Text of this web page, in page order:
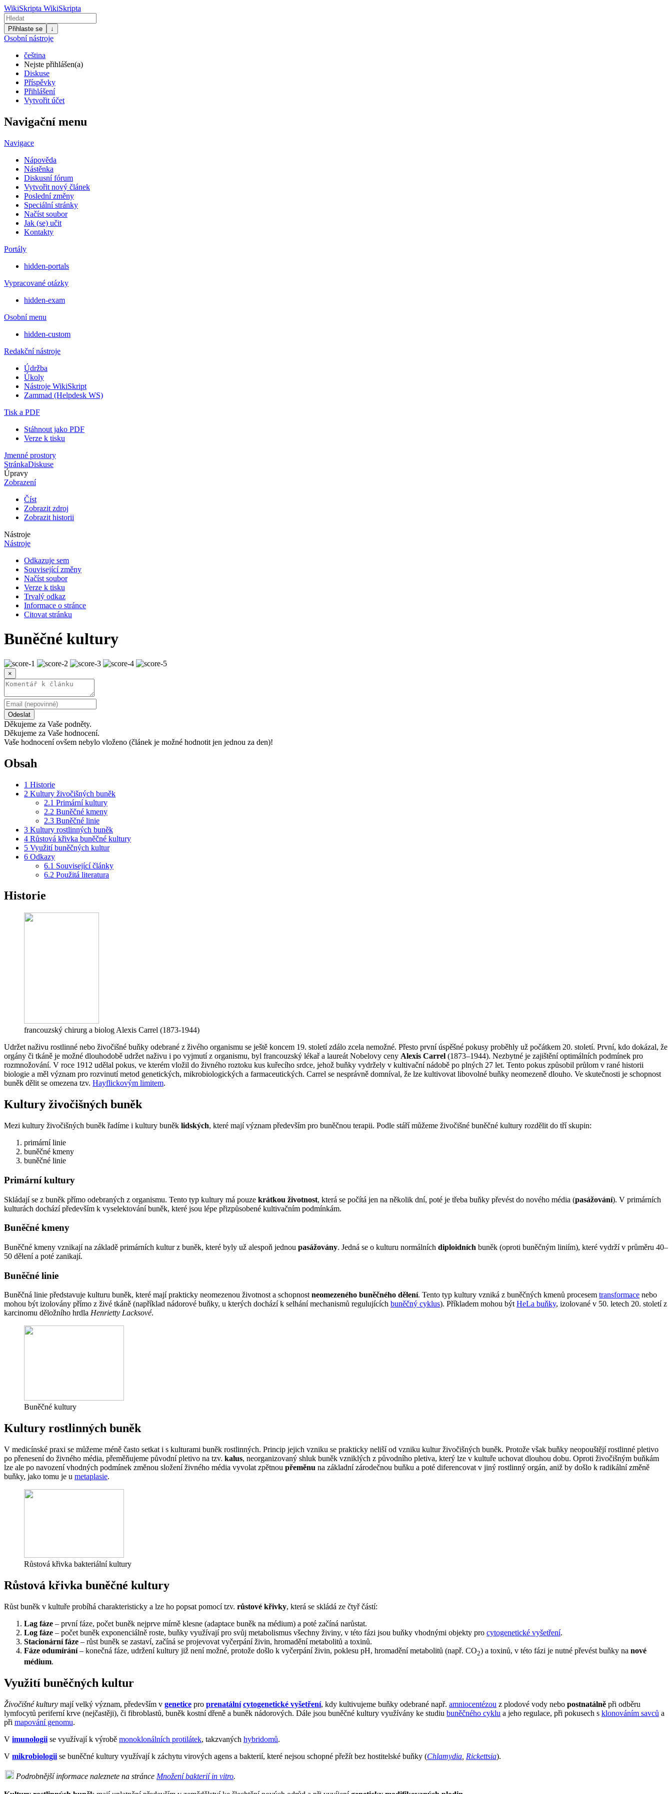
WikiSkripta WikiSkripta
Přihlaste se ↓
Osobní nástroje
čeština
Nejste přihlášen(a)
Diskuse
Příspěvky
Přihlášení
Vytvořit účet
Navigační menu
Navigace
Nápověda
Nástěnka
Diskusní fórum
Vytvořit nový článek
Poslední změny
Speciální stránky
Načíst soubor
Jak (se) učit
Kontakty
Portály
hidden-portals
Vypracované otázky
hidden-exam
Osobní menu
hidden-custom
Redakční nástroje
Údržba
Úkoly
Nástroje WikiSkript
Zammad (Helpdesk WS)
Tisk a PDF
Stáhnout jako PDF
Verze k tisku
Jmenné prostory
StránkaDiskuse
Úpravy
Zobrazení
Číst
Zobrazit zdroj
Zobrazit historii
Nástroje
Nástroje
Odkazuje sem
Související změny
Načíst soubor
Verze k tisku
Trvalý odkaz
Informace o stránce
Citovat stránku
Buněčné kultury
×
Odeslat
Děkujeme za Vaše podněty.
Děkujeme za Vaše hodnocení.
Vaše hodnocení ovšem nebylo vloženo (článek je možné hodnotit jen jednou za den)!
Obsah
1 Historie
2 Kultury živočišných buněk
2.1 Primární kultury
2.2 Buněčné kmeny
2.3 Buněčné linie
3 Kultury rostlinných buněk
4 Růstová křivka buněčné kultury
5 Využití buněčných kultur
6 Odkazy
6.1 Související články
6.2 Použitá literatura
Historie
francouzský chirurg a biolog Alexis Carrel (1873-1944)
Udržet naživu rostlinné nebo živočišné buňky odebrané z živého organismu se ještě koncem 19. století zdálo zcela nemožné. Přesto první úspěšné pokusy proběhly už počátkem 20. století. První, kdo dokázal, že
orgány či tkáně je možné dlouhodobě udržet naživu i po vyjmutí z organismu, byl francouzský lékař a laureát Nobelovy ceny Alexis Carrel (1873–1944). Nezbytné je zajištění optimálních podmínek pro
rozmnožování. V roce 1912 udělal pokus, ve kterém vložil do živného roztoku kus kuřecího srdce, jehož buňky vydržely v kultivační nádobě po plných 27 let. Tento pokus způsobil průlom v rané historii
biologie a měl význam pro rozvinutí metod genetických, mikrobiologických a farmaceutických. Carrel se nesprávně domníval, že lze kultivovat libovolné buňky neomezeně dlouho. Ve skutečnosti je schopnost
buněk dělit se omezena tzv. Hayflickovým limitem.
Kultury živočišných buněk
Mezi kultury živočišných buněk řadíme i kultury buněk lidských, které mají význam především pro buněčnou terapii. Podle stáří můžeme živočišné buněčné kultury rozdělit do tří skupin:
primární linie
buněčné kmeny
buněčné linie
Primární kultury
Skládají se z buněk přímo odebraných z organismu. Tento typ kultury má pouze krátkou životnost, která se počítá jen na několik dní, poté je třeba buňky převést do nového média (pasážování). V primárních
kulturách dochází především k vyselektování buněk, které jsou lépe přizpůsobené kultivačním podmínkám.
Buněčné kmeny
Buněčné kmeny vznikají na základě primárních kultur z buněk, které byly už alespoň jednou pasážovány. Jedná se o kulturu normálních diploidních buněk (oproti buněčným liniím), které vydrží v průměru 40–
50 dělení a poté zanikají.
Buněčné linie
Buněčná linie představuje kulturu buněk, které mají prakticky neomezenou životnost a schopnostneomezeného buněčného dělení. Tento typ kultury vzniká z buněčných kmenů procesem transformace nebo
mohou být izolovány přímo z živé tkáně (například nádorové buňky, u kterých dochází k selhání mechanismů regulujících buněčný cyklus). Příkladem mohou býtHeLa buňky, izolované v 50. letech 20. století z
karcinomu děložního hrdla Henrietty Lacksové.
Buněčné kultury
Kultury rostlinných buněk
V medicínské praxi se můžeme méně často setkat i s kulturami buněk rostlinných. Princip jejich vzniku se prakticky neliší od vzniku kultur živočišných buněk. Protože však buňky neopouštějí rostlinné pletivo
po přenesení do živného média, přeměňujeme původní pletivo na tzv. kalus, neorganizovaný shluk buněk vzniklých z původního pletiva, který lze v kultuře uchovat dlouhou dobu. Oproti živočišným buňkám
lze ale po navození vhodných podmínek změnou složení živného média vyvolat zpětnou přeměnu na základní zárodečnou buňku a poté diferencovat v jiný rostlinný orgán, aniž by došlo k radikální změně
buňky, jako tomu je u metaplasie.
Růstová křivka bakteriální kultury
Růstová křivka buněčné kultury
Růst buněk v kultuře probíhá charakteristicky a lze ho popsat pomocí tzv. růstové křivky, která se skládá ze čtyř částí:
Lag fáze – první fáze, počet buněk nejprve mírně klesne (adaptace buněk na médium) a poté začíná narůstat.
Log fáze – počet buněk exponenciálně roste, buňky využívají pro svůj metabolismus všechny živiny, v této fázi jsou buňky vhodnými objekty pro cytogenetické vyšetření.
Stacionární fáze – růst buněk se zastaví, začíná se projevovat vyčerpání živin, hromadění metabolitů a toxinů.
Fáze odumírání– konečná fáze, udržení kultury již není možné, protože došlo k vyčerpání živin, poklesu pH, hromadění metabolitů (např. CO2) a toxinů, v této fázi je nutné převést buňky na nové
médium.
Využití buněčných kultur
Živočišné kultury mají velký význam, především v genetice pro prenatální cytogenetické vyšetření, kdy kultivujeme buňky odebrané např. amniocentézou z plodové vody nebo postnatálně při odběru
lymfocytů periferní krve (nejčastěji), či fibroblastů, buněk kostní dřeně a buněk nádorových. Dále jsou buněčné kultury využívány ke studiu buněčného cyklu a jeho regulace, při pokusech s klonováním savců a
při mapování genomu.
V imunologii se využívají k výrobě monoklonálních protilátek, takzvaných hybridomů.
V mikrobiologii se buněčné kultury využívají k záchytu virových agens a bakterií, které nejsou schopné přežít bez hostitelské buňky (Chlamydia Rickettsia).
Podrobnější informace naleznete na stránce Množení bakterií in vitro.